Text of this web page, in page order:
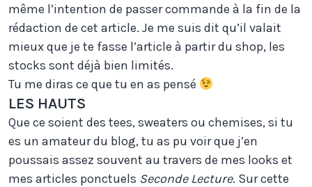
même l’intention de passer commande à la fin de la
rédaction de cet article. Je me suis dit qu’il valait
mieux que je te fasse l’article à partir du shop, les
stocks sont déjà bien limités.
Tu me diras ce que tu en as pensé
LES HAUTS
Que ce soient des tees, sweaters ou chemises, si tu
es un amateur du blog, tu as pu voir que j’en
poussais assez souvent au travers de mes looks et
mes articles ponctuels Seconde Lecture. Sur cette